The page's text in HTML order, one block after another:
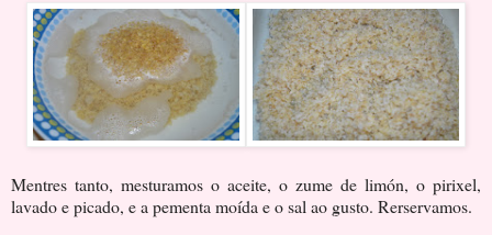
Mentres tanto, mesturamos o aceite, o zume de limón, o pirixel,
lavado e picado, e a pementa moída e o sal ao gusto. Rerservamos.